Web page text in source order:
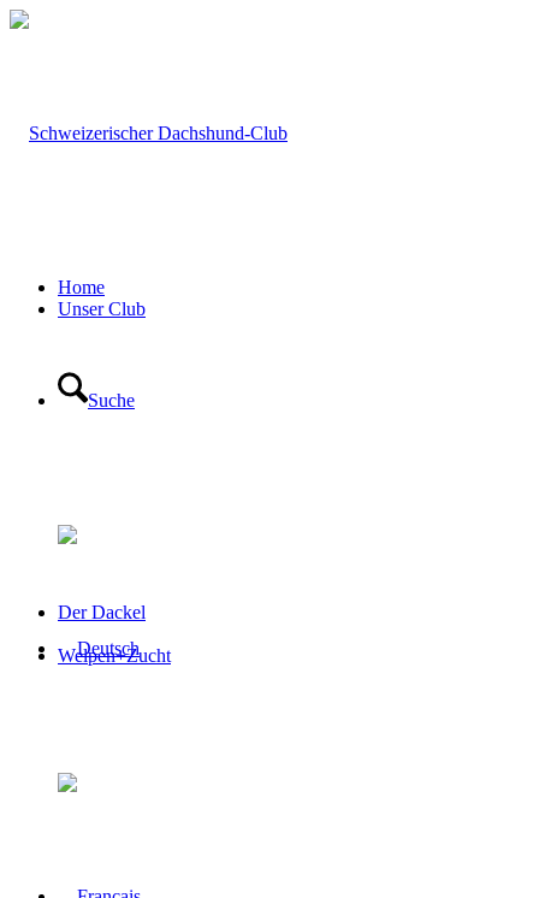
Suche
Home
Unser Club
Der Dackel
Welpen+Zucht